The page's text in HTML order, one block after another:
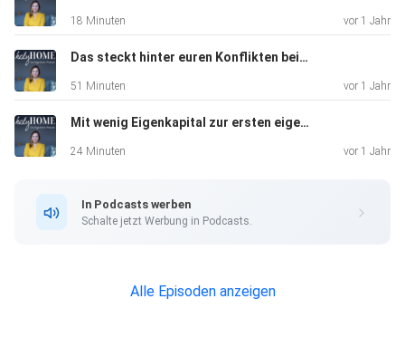
18 Minuten vor 1 Jahr
Das steckt hinter euren Konflikten beim Eigenheim - Interview mit Wohnpsychologin Melanie Fritze #95
51 Minuten vor 1 Jahr
Mit wenig Eigenkapital zur ersten eigenen Immobilie #94
24 Minuten vor 1 Jahr
In Podcasts werben
Schalte jetzt Werbung in Podcasts.
Alle Episoden anzeigen